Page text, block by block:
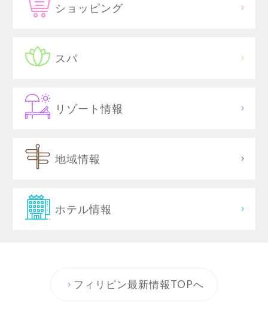
ショッピング
スパ
リゾート情報
地域情報
ホテル情報
フィリピン最新情報TOPへ